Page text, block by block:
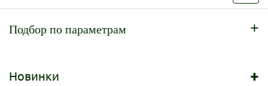
Подбор по параметрам +
Новинки +